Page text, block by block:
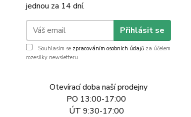
jednou za 14 dní.
Přihlásit se
Souhlasím se zpracováním osobních údajů za účelem
rozesílky newsletteru.
Otevírací doba naší prodejny
PO 13:00-17:00
ÚT 9:30-17:00